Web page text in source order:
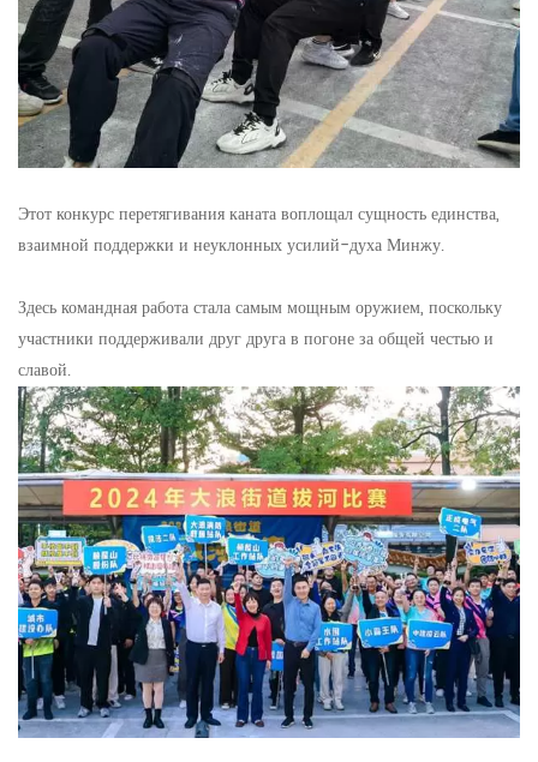
Этот конкурс перетягивания каната воплощал сущность единства,
взаимной поддержки и неуклонных усилий-духа Минжу.
Здесь командная работа стала самым мощным оружием, поскольку
участники поддерживали друг друга в погоне за общей честью и
славой.